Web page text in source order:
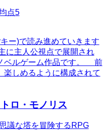
点5
ー)で読み進めていきます
に主人公視点で展開され
ベルゲーム作品です。 前
楽しめるように構成されて
ロ・モノリス
議な塔を冒険するRPG